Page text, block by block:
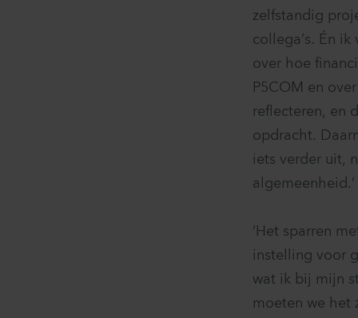
zelfstandig
collega’s. Én
over hoe
P5COM en
reflecteren, en
opdracht.
iets verder uit,
algemeenheid.’
‘Het sparren
instelling voor
wat ik bij mijn
moeten we het